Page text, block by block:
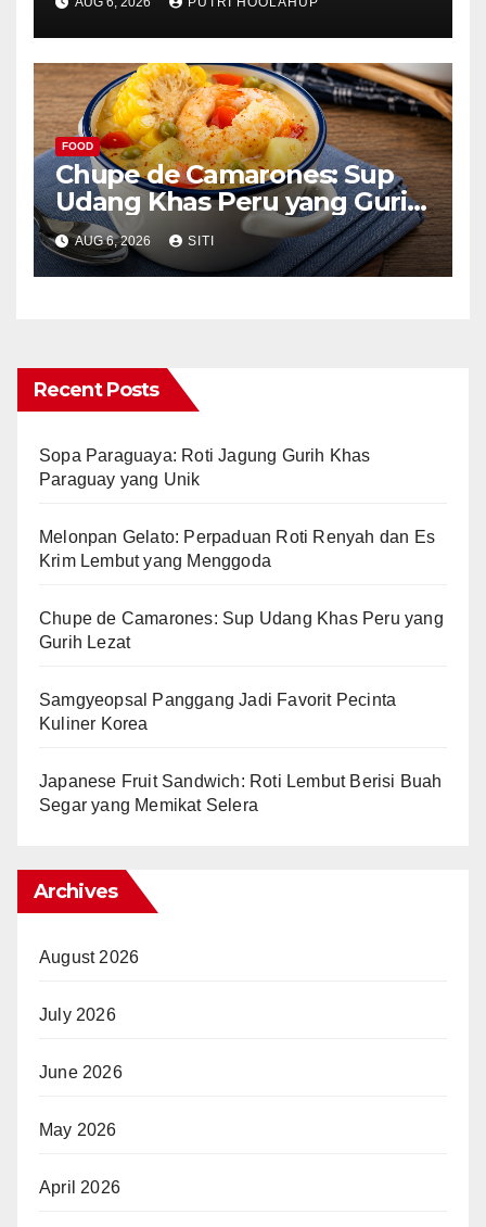
Menggoda
FOOD
Chupe de Camarones: Sup
Udang Khas Peru yang Gurih
Lezat
AUG 6, 2026 SITI
Recent Posts
Sopa Paraguaya: Roti Jagung Gurih Khas
Paraguay yang Unik
Melonpan Gelato: Perpaduan Roti Renyah dan Es
Krim Lembut yang Menggoda
Chupe de Camarones: Sup Udang Khas Peru yang
Gurih Lezat
Samgyeopsal Panggang Jadi Favorit Pecinta
Kuliner Korea
Japanese Fruit Sandwich: Roti Lembut Berisi Buah
Segar yang Memikat Selera
Archives
August 2026
July 2026
June 2026
May 2026
April 2026